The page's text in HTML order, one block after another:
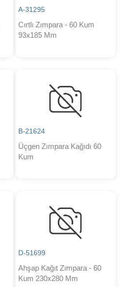
A-31295
Cırtlı Zımpara - 60 Kum
93x185 Mm
B-21624
Üçgen Zımpara Kağıdı 60
Kum
D-51699
Ahşap Kağıt Zımpara - 60
Kum 230x280 Mm